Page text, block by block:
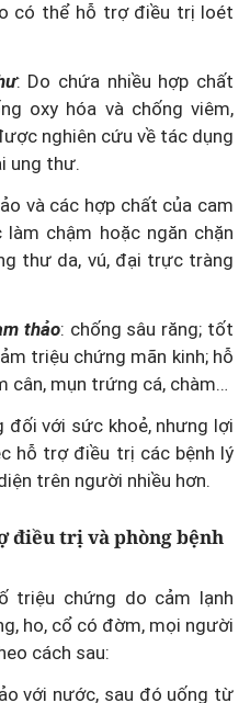
có thể hỗ trợ điều trị loét
: Do chứa nhiều hợp chất
oxy hóa và chống viêm,
nghiên cứu về tác dụng
ung thư.
và các hợp chất của cam
chậm hoặc ngăn chặn
thư da, vú, đại trực tràng
thảo: chống sâu răng; tốt
triệu chứng mãn kinh; hỗ
cân, mụn trứng cá, chàm…
đối với sức khoẻ, nhưng lợi
hỗ trợ điều trị các bệnh lý
trên người nhiều hơn.
điều trị và phòng bệnh
triệu chứng do cảm lạnh
ho, cổ có đờm, mọi người
cách sau:
với nước, sau đó uống từ